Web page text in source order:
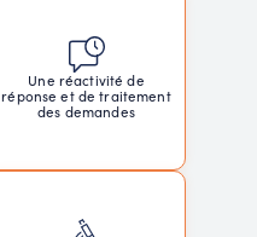
Une réactivité de
réponse et de traitement
des demandes